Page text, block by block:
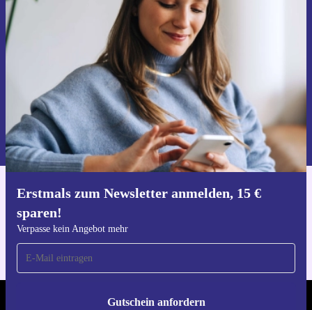
Erstmals zum Newsletter anmelden, 15 €
sparen!
Verpasse kein Angebot mehr
Gutschein anfordern
15 € sparen!
Verpasse kein Angebot mehr.
Gutschein anfordern
Informationen über die Verwendung personenbezogener Daten findest
du in unserer
Datenschutzerklärung.
Hol dir die refurbed-App
REFURBED ÖSTERREICH - RETHINK NEW.